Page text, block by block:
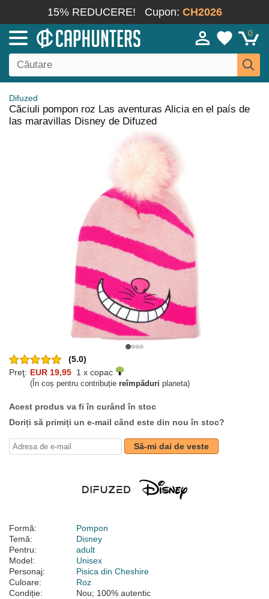
15% REDUCERE! Cupon: CH2026
0
Difuzed
Căciuli pompon roz Las aventuras Alicia en el país de
las maravillas Disney de Difuzed
(5.0)
Preţ: EUR 19,95 1 x copac
(În coș pentru contribuție reîmpăduri planeta)
Acest produs va fi în curând în stoc
Doriți să primiți un e-mail când este din nou în stoc?
Să-mi dai de veste
Formă:
Pompon
Temă:
Disney
Pentru:
adult
Model:
Unisex
Personaj:
Pisica din Cheshire
Culoare:
Roz
Condiție:
Nou; 100% autentic